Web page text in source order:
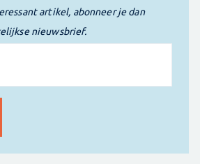
artikel, abonneer je dan
nieuwsbrief.